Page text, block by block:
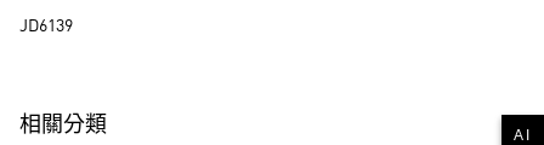
全家取貨付款
付款後全家取貨
JD6139
相關分類
AI